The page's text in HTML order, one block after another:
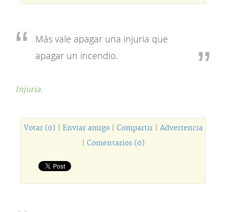
Más vale apagar una injuria que
apagar un incendio.
Injuria.
Votar (0) Enviar amigo| Compartir| Advertencia
Comentarios (0)